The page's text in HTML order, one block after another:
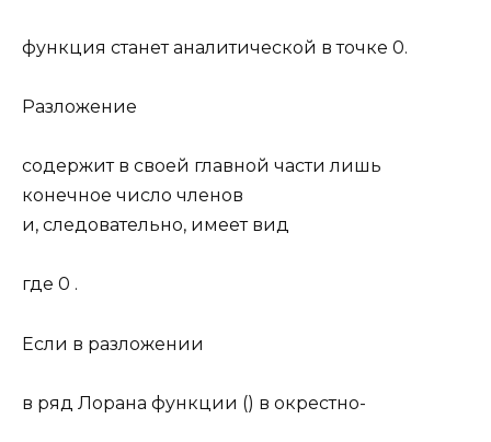
функция станет аналитической в точке 0.
Разложение
содержит в своей главной частилишь
конечное число членов
и, следовательно, имеет вид
где 0 .
Если в разложении
в ряд Лорана функции () в окрестно-